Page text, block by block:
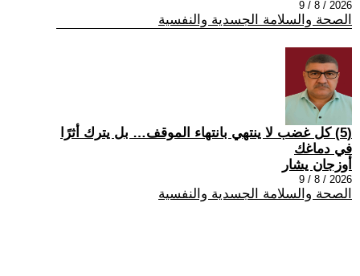
2026 / 8 / 9
الصحة والسلامة الجسدية والنفسية
(5) كل غضب لا ينتهي بانتهاء الموقف… بل يترك أثرًا
في دماغك
أوزجان يشار
2026 / 8 / 9
الصحة والسلامة الجسدية والنفسية